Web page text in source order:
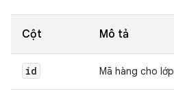
Cột Mô tả
id Mã hàng cho lớp